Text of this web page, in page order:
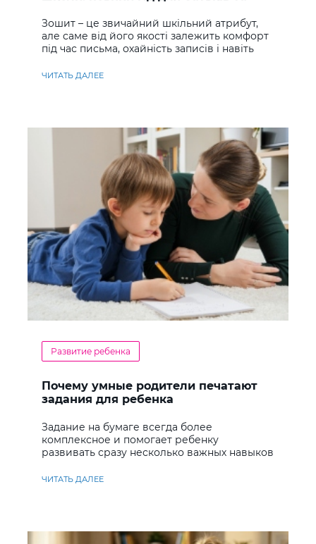
Зошит – це звичайний шкільний атрибут,
але саме від його якості залежить комфорт
під час письма, охайність записів і навіть
ЧИТАТЬ ДАЛЕЕ
Развитие ребенка
Почему умные родители печатают
задания для ребенка
Задание на бумаге всегда более
комплексное и помогает ребенку
развивать сразу несколько важных навыков
ЧИТАТЬ ДАЛЕЕ